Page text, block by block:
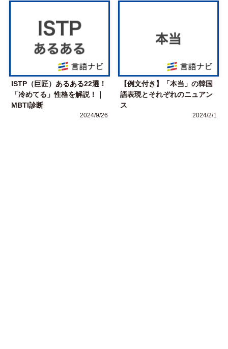
ISTP（巨匠）あるある22選！
「冷めてる」性格を解説！｜
MBTI診断
2024/9/26
【例文付き】「本当」の韓国
語表現とそれぞれのニュアン
ス
2024/2/1